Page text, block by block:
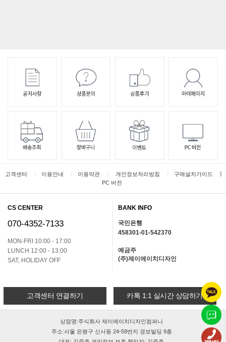
고객센터 이용안내 이용약관 개인정보처리방침 구매설치가이드
PC 버전
CS CENTER
070-4352-7133
MON-FRI 10:00 - 17:00
LUNCH 12:00 - 13:00
SAT, HOLIDAY OFF
BANK INFO
국민은행
458301-01-542370
예금주
(주)제이에이치디자인
고객센터 연결하기 카톡 1:1 실시간 상담하기
상점명:주식회사 제이에이치디자인컴퍼니
주소:서울 은평구 신사동 24-59번지 경보빌딩 9층